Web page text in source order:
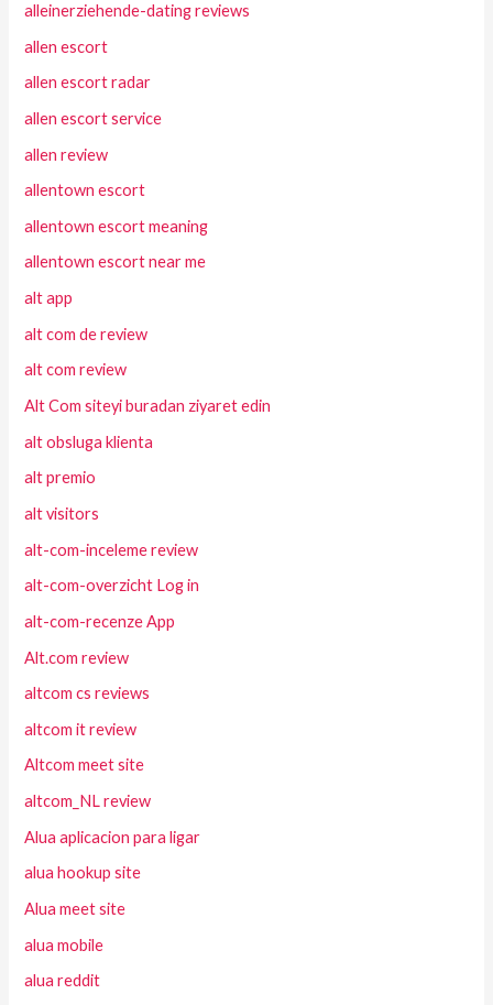
alleinerziehende-dating reviews
allen escort
allen escort radar
allen escort service
allen review
allentown escort
allentown escort meaning
allentown escort near me
alt app
alt com de review
alt com review
Alt Com siteyi buradan ziyaret edin
alt obsluga klienta
alt premio
alt visitors
alt-com-inceleme review
alt-com-overzicht Log in
alt-com-recenze App
Alt.com review
altcom cs reviews
altcom it review
Altcom meet site
altcom_NL review
Alua aplicacion para ligar
alua hookup site
Alua meet site
alua mobile
alua reddit